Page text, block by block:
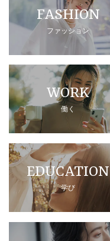
FASHION
ファッション
WORK
働く
EDUCATION
学び